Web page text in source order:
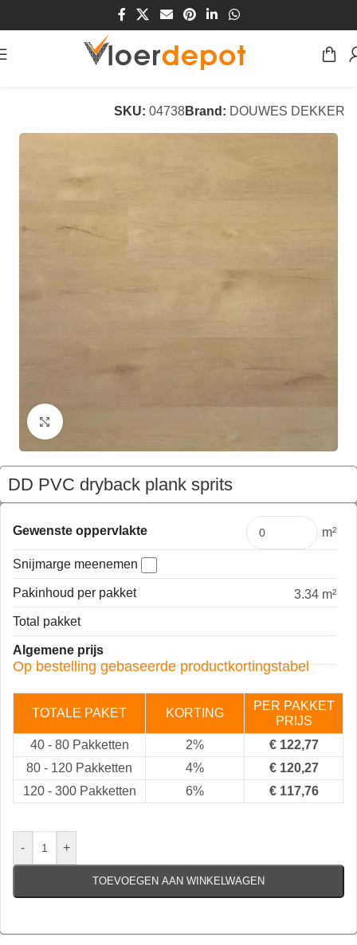
/Vloeren/PVC Vloeren
SKU: 04738Brand: DOUWES DEKKER
Klik om te vergroten
DD PVC dryback plank sprits
€125,28 Pakket
Gewenste oppervlakte m²
Snijmarge meenemen
Pakinhoud per pakket
3.34 m²
Total pakket
Algemene prijs
Op bestelling gebaseerde productkortingstabel
TOTALE PAKET KORTING
PER PAKKET
PRIJS
40 - 80 Pakketten 2% €122,77
80 - 120 Pakketten 4% €120,27
120 - 300 Pakketten 6% €117,76
- +
TOEVOEGEN AAN WINKELWAGEN